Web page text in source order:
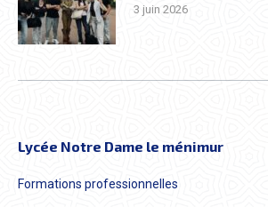
3 juin 2026
Lycée Notre Dame le ménimur
Formations professionnelles